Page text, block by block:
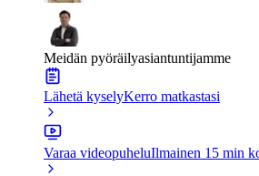
Meidän pyöräilyasiantuntijamme
Lähetä kyselyKerro matkastasi
Varaa videopuheluIlmainen 15 min